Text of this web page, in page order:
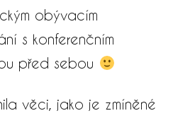
obývacím
s konferenčním
před sebou
věci, jako je zmíněné